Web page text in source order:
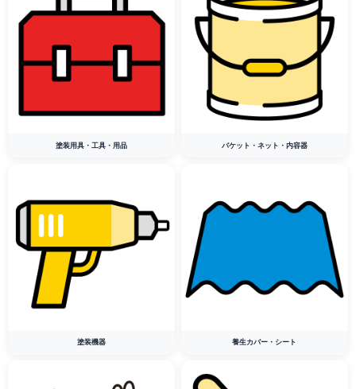
塗装用具・工具・用品 バケット・ネット・内容器
塗装機器 養生カバー・シート